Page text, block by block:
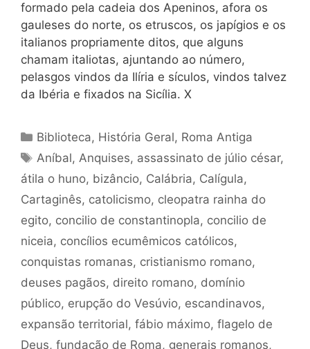
formado pela cadeia dos Apeninos, afora os
gauleses do norte, os etruscos, os japígios e os
italianos propriamente ditos, que alguns
chamam italiotas, ajuntando ao número,
pelasgos vindos da Ilíria e sículos, vindos talvez
da Ibéria e fixados na Sicília. X
Categorias
Biblioteca, História Geral, Roma Antiga
Tags
Aníbal,Anquises, assassinato de júlio césar,
átila o huno, bizâncio, Calábria, Calígula,
Cartaginês, catolicismo, cleopatra rainha do
egito, concilio de constantinopla, concilio de
niceia, concílios ecumêmicos católicos,
conquistas romanas, cristianismo romano,
deuses pagãos, direito romano, domínio
público, erupção do Vesúvio, escandinavos,
expansão territorial, fábio máximo, flagelo de
Deus, fundação de Roma, generais romanos,